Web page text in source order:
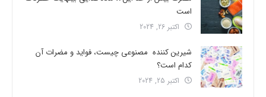
است
اکتبر 26, 2024
شیرین کننده مصنوعی چیست، فواید و مضرات آن
کدام است؟
اکتبر 25, 2024